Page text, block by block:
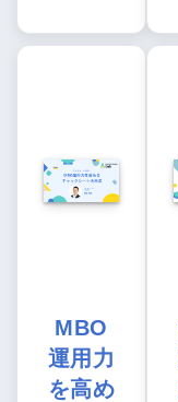
MBO
運用力
を高め